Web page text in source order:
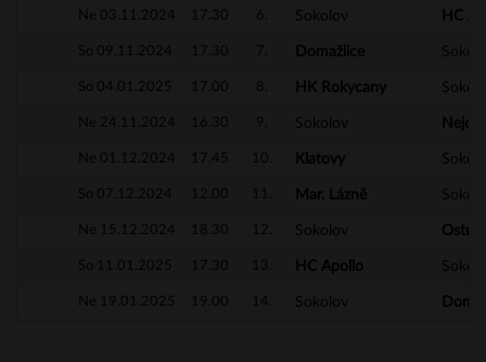
Ne 03.11.2024 17.30 6. Sokolov HC
So 09.11.2024 17.30 7. Domažlice
So 04.01.2025 17.00 8. HK Rokycany
Ne 24.11.2024 16.30 9. Sokolov
Ne 01.12.2024 17.45 10. Klatovy
So 07.12.2024 12.00 11. Mar. Lázně
Ne 15.12.2024 18.30 12. Sokolov
So 11.01.2025 17.30 13. HC Apollo
Ne 19.01.2025 19.00 14. Sokolov